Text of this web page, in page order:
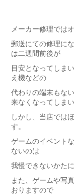
メーカー修理では
郵送にての修理に
は二週間前後が
目安となってしま
え機などの
代わりの端末もな
来なくなってしまい
しかし、当店では
す。
ゲームのイベント
ないのは
我慢できないかた
また、ゲームや写
おりますので